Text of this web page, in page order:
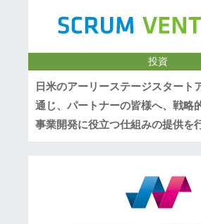
投資
日米のアーリーステージスタート
通じ、パートナーの皆様へ、戦略
事業開発に役立つ仕組みの提供を